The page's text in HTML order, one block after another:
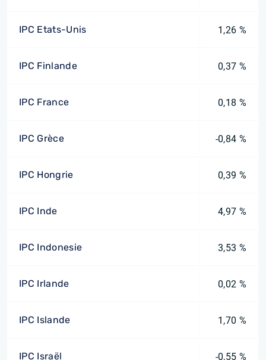
IPC Etats-Unis 1,26 %
IPC Finlande 0,37 %
IPC France 0,18 %
IPC Grèce -0,84 %
IPC Hongrie 0,39 %
IPC Inde 4,97 %
IPC Indonesie 3,53 %
IPC Irlande 0,02 %
IPC Islande 1,70 %
IPC Israël -0,55 %